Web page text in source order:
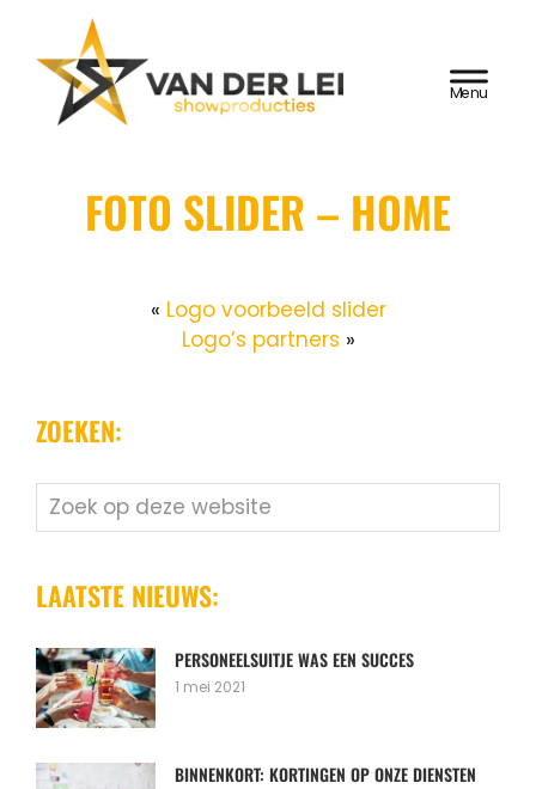
Door
naar
de
hoofd
inhoud
Van der Lei
Showproducties
HEADER
RECHTS
FOTO SLIDER – HOME
« Logo voorbeeld slider
Logo’s partners »
ZOEKEN:
Zoek
op
website
LAATSTE NIEUWS:
PERSONEELSUITJE WAS EEN SUCCES
1 mei 2021
BINNENKORT: KORTINGEN OP ONZE DIENSTEN